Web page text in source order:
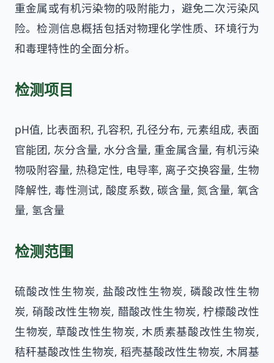
重金属或有机污染物的吸附能力，避免二次污染风
险。检测信息概括包括对物理化学性质、环境行为
和毒理特性的全面分析。
检测项目
pH值, 比表面积, 孔容积, 孔径分布, 元素组成, 表面
官能团, 灰分含量, 水分含量, 重金属含量, 有机污染
物吸附容量, 热稳定性, 电导率, 离子交换容量, 生物
降解性, 毒性测试, 酸度系数, 碳含量, 氮含量, 氧含
量, 氢含量
检测范围
硫酸改性生物炭, 盐酸改性生物炭, 磷酸改性生物
炭, 硝酸改性生物炭, 醋酸改性生物炭, 柠檬酸改性
生物炭, 草酸改性生物炭, 木质素基酸改性生物炭,
秸秆基酸改性生物炭, 稻壳基酸改性生物炭, 木屑基